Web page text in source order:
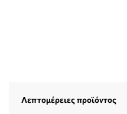
Λεπτομέρειες προϊόντος